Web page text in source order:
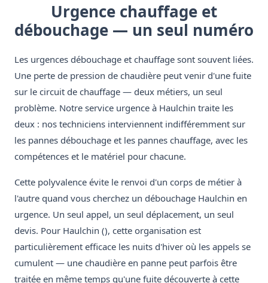
Urgence chauffage et
débouchage — un seul numéro
Les urgences débouchage et chauffage sont souvent liées.
Une perte de pression de chaudière peut venir d'une fuite
sur le circuit de chauffage — deux métiers, un seul
problème. Notre service urgence à Haulchin traite les
deux : nos techniciens interviennent indifféremment sur
les pannes débouchage et les pannes chauffage, avec les
compétences et le matériel pour chacune.
Cette polyvalence évite le renvoi d'un corps de métier à
l'autre quand vous cherchez un débouchage Haulchin en
urgence. Un seul appel, un seul déplacement, un seul
devis. Pour Haulchin (), cette organisation est
particulièrement efficace les nuits d'hiver où les appels se
cumulent — une chaudière en panne peut parfois être
traitée en même temps qu'une fuite découverte à cette